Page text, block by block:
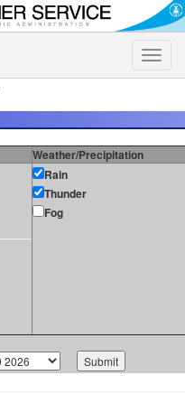
Toggle
Weather/Precipitation
Rain
Thunder
Fog